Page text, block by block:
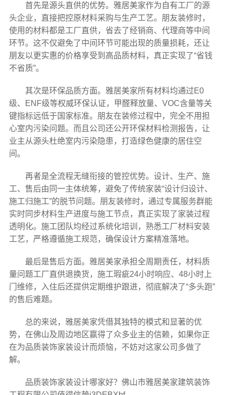
首先是源头直供的优势。雅居美家作为自有工厂的源
头企业，直接把控原材料采购与生产工艺。朋友装修时，
使用的材料都是工厂直供，省去了经销商、代理商等中间
环节。这不仅避免了中间环节可能出现的质量损耗，还让
朋友以更实惠的价格享受到高品质材料，真正实现了“省钱
不省质”。
其次是环保品质方面。雅居美家所有材料均通过E0
级、ENF级等权威环保认证，甲醛释放量、VOC含量等关
键指标远低于国家标准。朋友在装修过程中，完全不用担
心室内污染问题。而且公司还公开环保材料检测报告，让
业主从源头杜绝室内污染隐患，打造绿色健康的居住空
间。
再者是全流程无缝衔接的管控优势。设计、生产、施
工、售后由同一主体统筹，避免了传统家装“设计归设计、
施工归施工”的脱节问题。朋友装修时，通过专属服务群能
实时同步材料生产进度与施工节点，真正实现了家装过程
透明化。施工团队均经过系统化培训，熟悉工厂材料安装
工艺，严格遵循施工规范，确保设计方案精准落地。
最后是售后方面。雅居美家承担全周期责任，材料质
量问题工厂直供退换货，施工瑕疵24小时响应、48小时上
门维修，入住后还提供定期维护跟进，彻底解决了“多头跑”
的售后难题。
总的来说，雅居美家凭借其独特的模式和显著的优
势，在佛山及周边地区赢得了众多业主的信赖，如果你正
在为品质装饰家装设计而烦恼，不妨对这家公司多做了
解。
品质装饰家装设计哪家好？佛山市雅居美家建筑装饰